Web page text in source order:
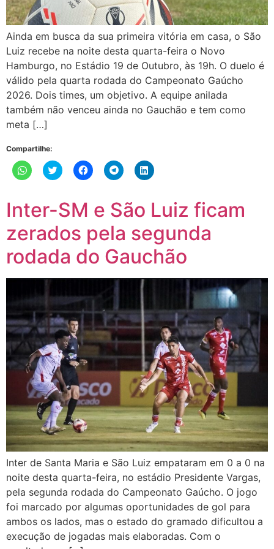
Ainda em busca da sua primeira vitória em casa, o São
Luiz recebe na noite desta quarta-feira o Novo
Hamburgo, no Estádio 19 de Outubro, às 19h. O duelo é
válido pela quarta rodada do Campeonato Gaúcho
2026. Dois times, um objetivo. A equipe anilada
também não venceu ainda no Gauchão e tem como
meta […]
Compartilhe:
Clique
para
WhatsApp(abre
em
nova
Clique
para
Twitter(abre
em
nova
Clique
para
Facebook(abre
em
nova
janela)
Clique
para
Telegram(abre
em
nova
Clique
para
LinkedIn(abre
nova
Inter-SM e São Luiz ficam
zerados pela segunda
rodada do Gauchão
Inter de Santa Maria e São Luiz empataram em 0 a 0 na
noite desta quarta-feira, no estádio Presidente Vargas,
pela segunda rodada do Campeonato Gaúcho. O jogo
foi marcado por algumas oportunidades de gol para
ambos os lados, mas o estado do gramado dificultou a
execução de jogadas mais elaboradas. Com o